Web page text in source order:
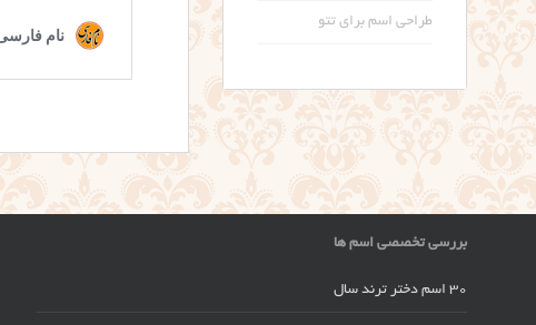
طراحی اسم برای تتو
بررسی تخصصی اسم ها
30 اسم دختر ترند سال